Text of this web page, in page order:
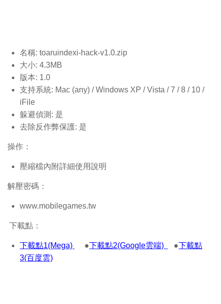
名稱: toaruindexi-hack-v1.0.zip
大小: 4.3MB
版本: 1.0
支持系統: Mac (any) / Windows XP / Vista / 7 / 8 / 10 /
iFile
躲避偵測: 是
去除反作弊保護: 是
操作：
壓縮檔內附詳細使用說明
解壓密碼：
www.mobilegames.tw
下載點：
下載點1(Mega) ●下載點2(Google雲端) ●下載點
3(百度雲)